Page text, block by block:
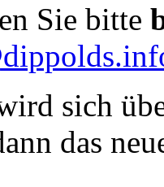
Sie bitte
sich
das